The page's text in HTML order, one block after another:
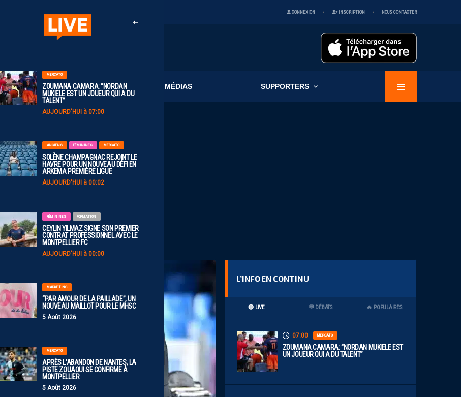
CONNEXION INSCRIPTION NOUS CONTACTER
CLUB MÉDIAS SUPPORTERS
MERCATO
ZOUMANA CAMARA: “NORDAN
MUKIELE EST UN JOUEUR QUI A DU
TALENT”
AUJOURD'HUI à 07:00
ANCIENS FÉMININES MERCATO
SOLÈNE CHAMPAGNAC REJOINT LE
HAVRE POUR UN NOUVEAU DÉFI EN
ARKEMA PREMIÈRE LIGUE
AUJOURD'HUI à 00:02
FÉMININES FORMATION
CEYLIN YILMAZ SIGNE SON PREMIER
CONTRAT PROFESSIONNEL AVEC LE
MONTPELLIER FC
AUJOURD'HUI à 00:00
MARKETING
“PAR AMOUR DE LA PAILLADE”, UN
NOUVEAU MAILLOT POUR LE MHSC
5 Août 2026
MERCATO
APRÈS L’ABANDON DE NANTES, LA
PISTE ZOUAOUI SE CONFIRME À
MONTPELLIER
5 Août 2026
L’INFO EN CONTINU
🔴 LIVE 💬 DÉBATS 🔥 POPULAIRES
07:00 MERCATO
ZOUMANA CAMARA: “NORDAN MUKIELE EST
UN JOUEUR QUI A DU TALENT”